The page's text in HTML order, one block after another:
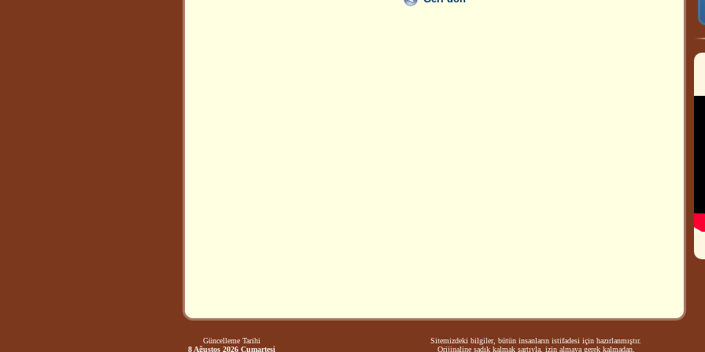
Güncelleme Tarihi
8 Ağustos 2026 Cumartesi
Sitemizdeki bilgiler, bütün insanların istifadesi için hazırlanmıştır.
Orijinaline sadık kalmak şartıyla, izin almaya gerek kalmadan,